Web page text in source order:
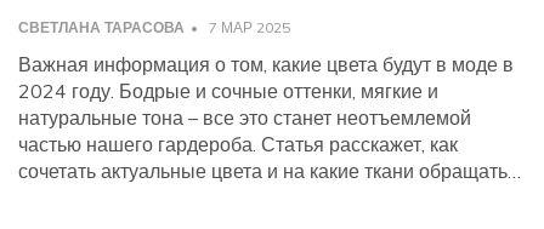
СВЕТЛАНА ТАРАСОВА 7 МАР 2025
Важная информация о том, какие цвета будут в моде в
2024 году. Бодрые и сочные оттенки, мягкие и
натуральные тона – все это станет неотъемлемой
частью нашего гардероба. Статья расскажет, как
сочетать актуальные цвета и на какие ткани обращать